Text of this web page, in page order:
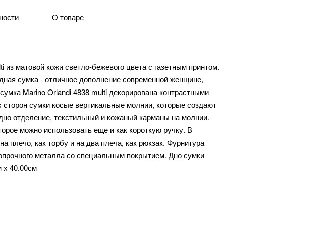
О товаре
матовой кожи светло-бежевого цвета с газетным принтом.
сумка - отличное дополнение современной женщине,
Marino Orlandi 4838 multi декорирована контрастными
сумки косые вертикальные молнии, которые создают
отделение, текстильный и кожаный карманы на молнии.
можно использовать еще и как короткую ручку. В
плечо, как торбу и на два плеча, как рюкзак. Фурнитура
металла со специальным покрытием. Дно сумки
х 40.00см